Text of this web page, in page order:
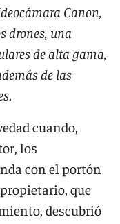
Canon,
drones, una
de alta gama,
de las
.
cuando,
los
con el portón
que
descubrió